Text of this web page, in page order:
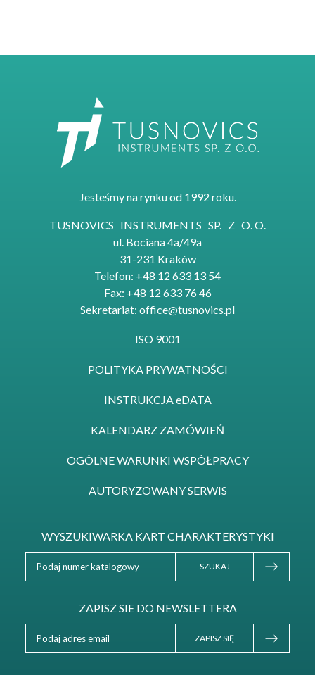
Jesteśmy na rynku od 1992 roku.
TUSNOVICS INSTRUMENTS SP. Z O. O.
ul. Bociana 4a/49a
31-231 Kraków
Telefon: +48 12 633 13 54
Fax: +48 12 633 76 46
Sekretariat: office@tusnovics.pl
ISO 9001
POLITYKA PRYWATNOŚCI
INSTRUKCJA eDATA
KALENDARZ ZAMÓWIEŃ
OGÓLNE WARUNKI WSPÓŁPRACY
AUTORYZOWANY SERWIS
WYSZUKIWARKA KART CHARAKTERYSTYKI
SZUKAJ
ZAPISZ SIE DO NEWSLETTERA
ZAPISZ SIĘ